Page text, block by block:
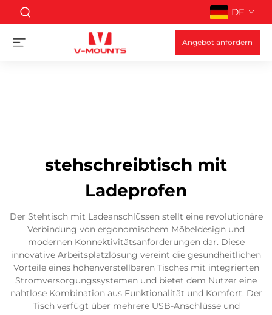
DE
Angebot anfordern
stehschreibtisch mit
Ladeprofen
Der Stehtisch mit Ladeanschlüssen stellt eine revolutionäre
Verbindung von ergonomischem Möbeldesign und
modernen Konnektivitätsanforderungen dar. Diese
innovative Arbeitsplatzlösung vereint die gesundheitlichen
Vorteile eines höhenverstellbaren Tisches mit integrierten
Stromversorgungssystemen und bietet dem Nutzer eine
nahtlose Kombination aus Funktionalität und Komfort. Der
Tisch verfügt über mehrere USB-Anschlüsse und